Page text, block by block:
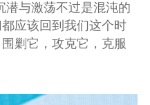
潜与激荡不过是混沌的
应该回到我们这个时
剿它，攻克它，克服